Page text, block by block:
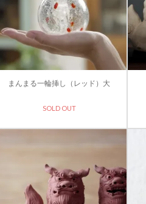
まんまる一輪挿し（レッド）大
SOLD OUT